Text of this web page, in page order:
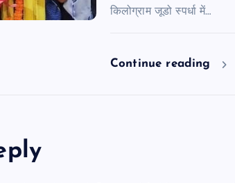
किलोग्राम जूडो स्पर्धा में…
Continue reading